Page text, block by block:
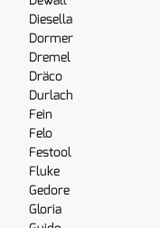
Diesella
Dormer
Dremel
Dräco
Durlach
Fein
Felo
Festool
Fluke
Gedore
Gloria